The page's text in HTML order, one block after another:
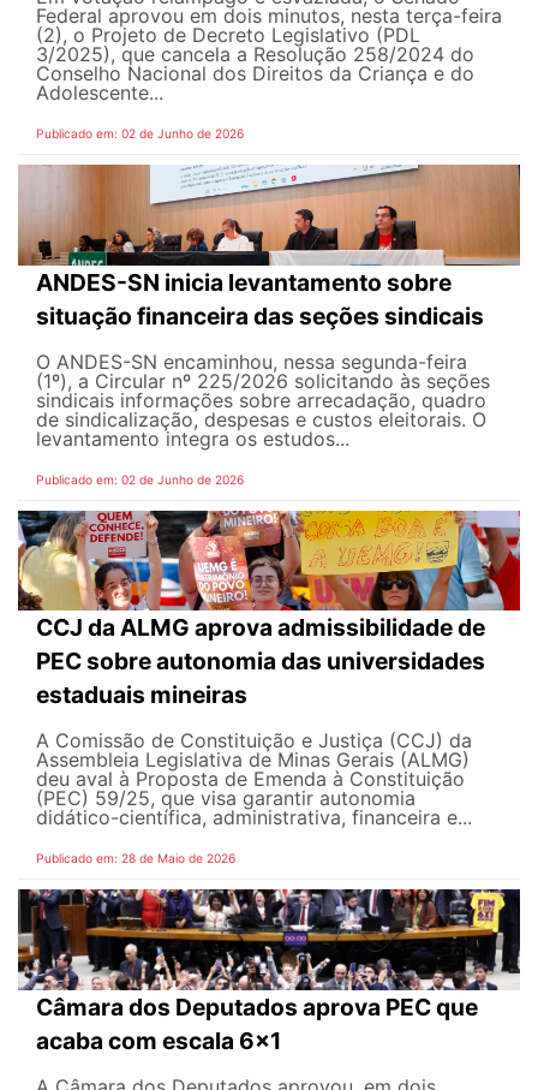
Federal aprovou em dois minutos, nesta terça-feira
(2), o Projeto de Decreto Legislativo (PDL
3/2025), que cancela a Resolução 258/2024 do
Conselho Nacional dos Direitos da Criança e do
Adolescente...
Publicado em: 02 de Junho de 2026
ANDES-SN inicia levantamento sobre
situação financeira das seções sindicais
O ANDES-SN encaminhou, nessa segunda-feira
(1º), a Circular nº 225/2026 solicitando às seções
sindicais informações sobre arrecadação, quadro
de sindicalização, despesas e custos eleitorais. O
levantamento integra os estudos...
Publicado em: 02 de Junho de 2026
CCJ da ALMG aprova admissibilidade de
PEC sobre autonomia das universidades
estaduais mineiras
A Comissão de Constituição e Justiça (CCJ) da
Assembleia Legislativa de Minas Gerais (ALMG)
deu aval à Proposta de Emenda à Constituição
(PEC) 59/25, que visa garantir autonomia
didático-científica, administrativa, financeira e...
Publicado em: 28 de Maio de 2026
Câmara dos Deputados aprova PEC que
acaba com escala 6x1